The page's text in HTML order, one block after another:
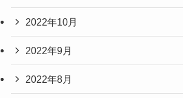
2022年10月
2022年9月
2022年8月